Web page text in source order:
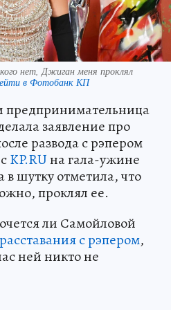
нет, Джиган меня проклял
в Фотобанк КП
предпринимательница
заявление про
развода с рэпером
KP.RUна гала-ужине
шутку отметила, что
проклял ее.
ли Самойловой
расставания с рэпером,
ней никто не